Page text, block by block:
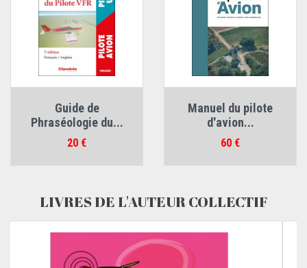
Guide de
Phraséologie du...
Prix
20 €
Manuel du pilote
d'avion...
Prix
60 €
LIVRES DE L'AUTEUR COLLECTIF